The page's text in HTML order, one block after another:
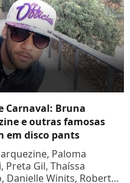
Carnaval: Bruna
e outras famosas
em disco pants
Paloma
Preta Gil, Thaíssa
Danielle Winits, Roberta